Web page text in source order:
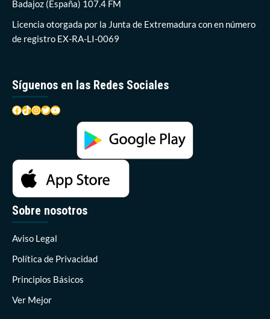
Badajoz (España) 107.4 FM
Licencia otorgada por la Junta de Extremadura con en número
de registro EX-RA-LI-0069
Síguenos en las Redes Sociales
Facebook
TikTok
Instagram
Twitter
YouTube
Sobre nosotros
Aviso Legal
Política de Privacidad
Principios Básicos
Ver Mejor